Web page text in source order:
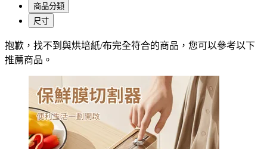
商品分類
尺寸
抱歉， 找不到與烘培紙/布完全符合的商品，您可以參考以下
推薦商品 。